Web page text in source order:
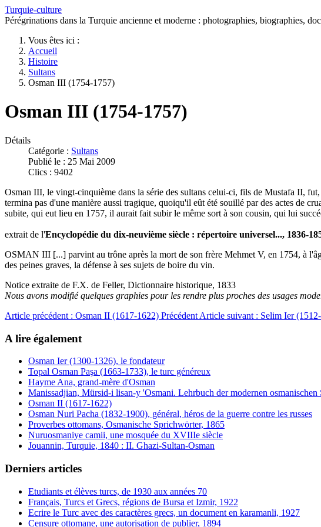
Turquie-culture
Pérégrinations dans la Turquie ancienne et moderne : photographies, biographies,
Vous êtes ici :
Accueil
Histoire
Sultans
Osman III (1754-1757)
Osman III (1754-1757)
Détails
Catégorie : Sultans
Publié le : 25 Mai 2009
Clics : 9402
Osman III, le vingt-cinquième dans la série des sultans celui-ci, fils de Mustafa II,
termina pas d'une manière aussi tragique, quoiqu'il eût été souillé par des actes de
subite, qui eut lieu en 1757, il aurait fait subir le même sort à son cousin, qui lui
extrait de l'Encyclopédie du dix-neuvième siècle : répertoire universel..., 1836-
OSMAN III [...] parvint au trône après la mort de son frère Mehmet V, en 1754, à
des peines graves, la défense à ses sujets de boire du vin.
Notice extraite de F.X. de Feller, Dictionnaire historique, 1833
Nous avons modifié quelques graphies pour les rendre plus proches des usages
Article précédent : Osman II (1617-1622) Précédent Article suivant : Selim Ier
A lire également
Osman Ier (1300-1326), le fondateur
Topal Osman Paşa (1663-1733), le turc généreux
Hayme Ana, grand-mère d'Osman
Manissadjian, Mürsid-i lisan-y 'Osmani. Lehrbuch der modernen osmanischen
Osman II (1617-1622)
Osman Nuri Pacha (1832-1900), général, héros de la guerre contre les russes
Proverbes ottomans, Osmanische Sprichwörter, 1865
Nuruosmaniye camii, une mosquée du XVIIIe siècle
Jouannin, Turquie, 1840 : II. Ghazi-Sultan-Osman
Derniers articles
Etudiants et élèves turcs, de 1930 aux années 70
Français, Turcs et Grecs, régions de Bursa et Izmir, 1922
Ecrire le Turc avec des caractères grecs, un document en karamanli, 1927
Censure ottomane, une autorisation de publier, 1894